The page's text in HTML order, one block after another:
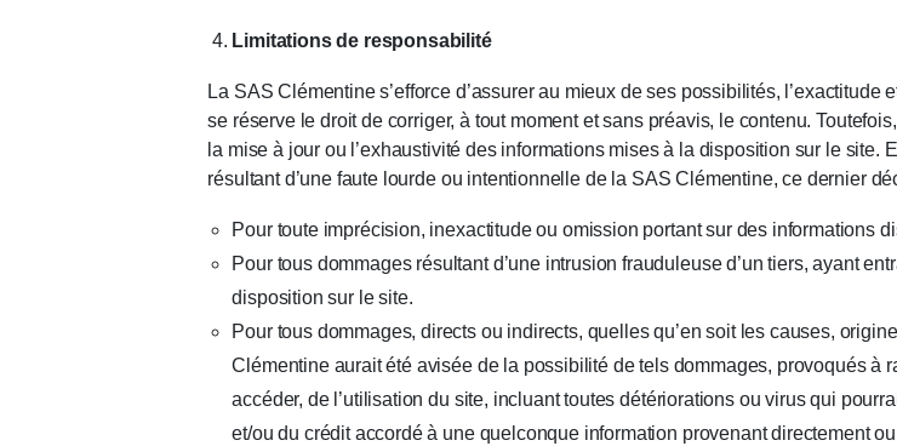
Limitations de responsabilité
La SAS Clémentine s’efforce d’assurer au mieux de ses possibilités,
se réserve le droit de corriger, à tout moment et sans préavis, le contenu.
la mise à jour ou l’exhaustivité des informations mises à la disposition sur le site.
résultant d’une faute lourde ou intentionnelle de la SAS Clémentine, ce dernier
Pour toute imprécision, inexactitude ou omission portant sur des informations
Pour tous dommages résultant d’une intrusion frauduleuse d’un tiers, ayant
disposition sur le site.
Pour tous dommages, directs ou indirects, quelles qu’en soit les causes,
Clémentine aurait été avisée de la possibilité de tels dommages, provoqués à
accéder, de l’utilisation du site, incluant toutes détériorations ou virus qui
et/ou du crédit accordé à une quelconque information provenant directement